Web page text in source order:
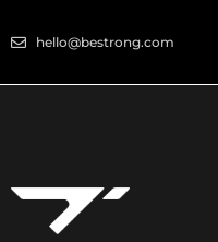
hello@bestrong.com